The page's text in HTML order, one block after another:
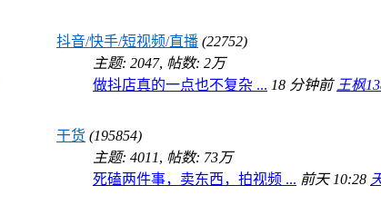
抖音/快手/短视频/直播 (22752)
主题: 2047, 帖数: 2万
做抖店真的一点也不复杂 ... 18 分钟前 王枫
干货 (195854)
主题: 4011, 帖数: 73万
死磕两件事，卖东西，拍视频 ... 前天 10:28